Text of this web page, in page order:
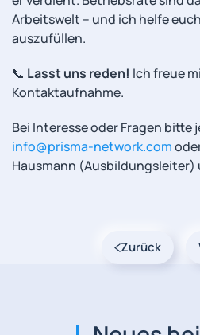
Arbeitswelt – und ich helfe
auszufüllen.
📞 Lasst uns reden! Ich freue
Kontaktaufnahme.
Bei Interesse oder Fragen bitte
info@prisma-network.com
Hausmann (Ausbildungsleiter)
Zurück